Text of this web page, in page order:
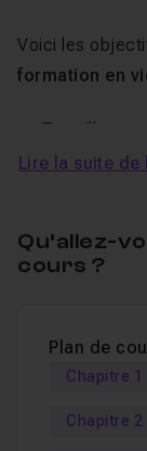
Voici les
formation en
Travailler
Automatiser
AD Quering
Suivi des
Répondre à
des
Lire la suite
Qu’allez-
cours ?
Plan de
Chapitre 1
Chapitre 2